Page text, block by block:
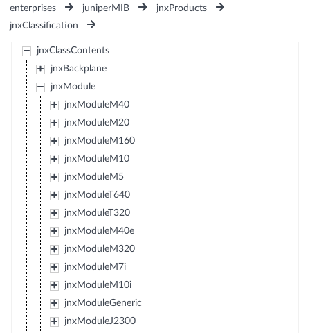
enterprises
juniperMIB
jnxProducts
jnxClassification
jnxClassContents
jnxBackplane
jnxModule
jnxModuleM40
jnxModuleM20
jnxModuleM160
jnxModuleM10
jnxModuleM5
jnxModuleT640
jnxModuleT320
jnxModuleM40e
jnxModuleM320
jnxModuleM7i
jnxModuleM10i
jnxModuleGeneric
jnxModuleJ2300